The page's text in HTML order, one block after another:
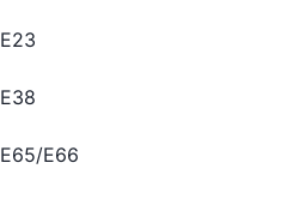
E23
E38
E65/E66